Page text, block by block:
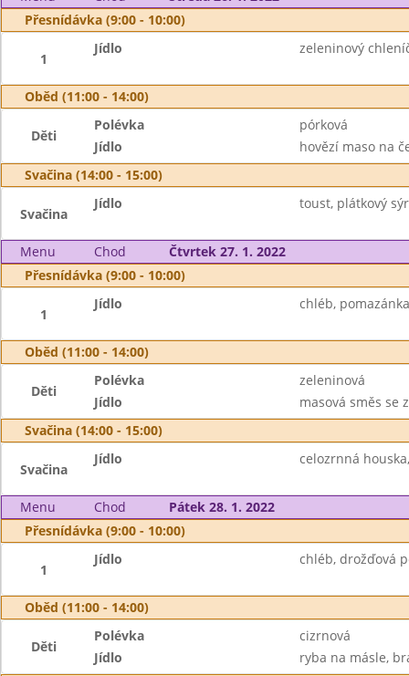
Přesnídávka (9:00 - 10:00)
1
Jídlo zeleninový
Oběd (11:00 - 14:00)
Děti
Polévka
pórková
Jídlo
hovězí maso na
Svačina (14:00 - 15:00)
Svačina
Jídlo toust, plátkový
Menu Chod
Čtvrtek 27. 1. 2022
Přesnídávka (9:00 - 10:00)
1
Jídlo chléb,
Oběd (11:00 - 14:00)
Děti
Polévka
zeleninová
Jídlo
masová směs se
Svačina (14:00 - 15:00)
Svačina
Jídlo celozrnná
Menu Chod
Pátek 28. 1. 2022
Přesnídávka (9:00 - 10:00)
1
Jídlo chléb, drožďová
Oběd (11:00 - 14:00)
Děti
Polévka
cizrnová
Jídlo
ryba na másle,